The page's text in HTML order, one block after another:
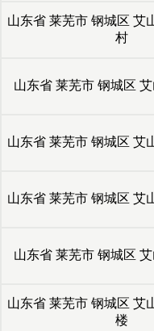
山东省 莱芜市 钢城区 艾
村
山东省 莱芜市 钢城区
山东省 莱芜市 钢城区 艾
山东省 莱芜市 钢城区 艾
山东省 莱芜市 钢城区
山东省 莱芜市 钢城区 艾
楼